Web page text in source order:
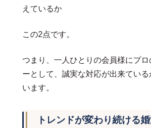
えているか
この2点です。
つまり、一人ひとりの会員様にプ
ーとして、誠実な対応が出来ている
います。
トレンドが変わり続ける